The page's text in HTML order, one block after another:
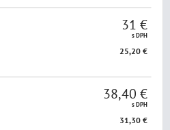
31 €
s DPH
25,20 €
38,40 €
s DPH
31,30 €